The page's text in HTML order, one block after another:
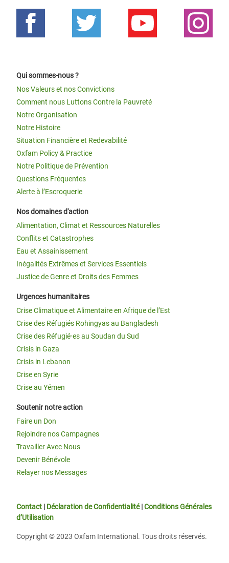
Qui sommes-nous ?
Nos Valeurs et nos Convictions
Comment nous Luttons Contre la Pauvreté
Notre Organisation
Notre Histoire
Situation Financière et Redevabilité
Oxfam Policy & Practice
Notre Politique de Prévention
Questions Fréquentes
Alerte à l’Escroquerie
Nos domaines d'action
Alimentation, Climat et Ressources Naturelles
Conflits et Catastrophes
Eau et Assainissement
Inégalités Extrêmes et Services Essentiels
Justice de Genre et Droits des Femmes
Urgences humanitaires
Crise Climatique et Alimentaire en Afrique de l’Est
Crise des Réfugiés Rohingyas au Bangladesh
Crise des Réfugié·es au Soudan du Sud
Crisis in Gaza
Crisis in Lebanon
Crise en Syrie
Crise au Yémen
Soutenir notre action
Faire un Don
Rejoindre nos Campagnes
Travailler Avec Nous
Devenir Bénévole
Relayer nos Messages
Contact | Déclaration de Confidentialité|Conditions Générales
d’Utilisation
Copyright © 2023 Oxfam International. Tous droits réservés.